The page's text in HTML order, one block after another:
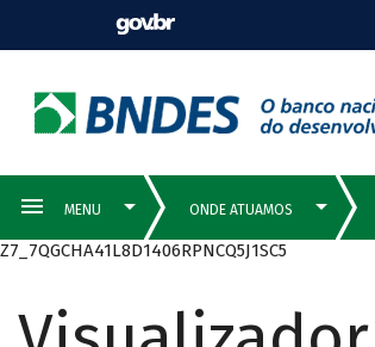
Z7_7QGCHA41L8D1406RPNCQ5J1SC5